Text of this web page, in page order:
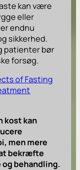
kan være
eller
endnu
sikkerhed.
patienter bør
forsøg.
of Fasting
kost kan
men mere
bekræfte
behandling.